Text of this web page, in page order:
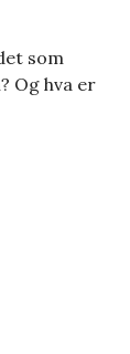
som
Og hva er